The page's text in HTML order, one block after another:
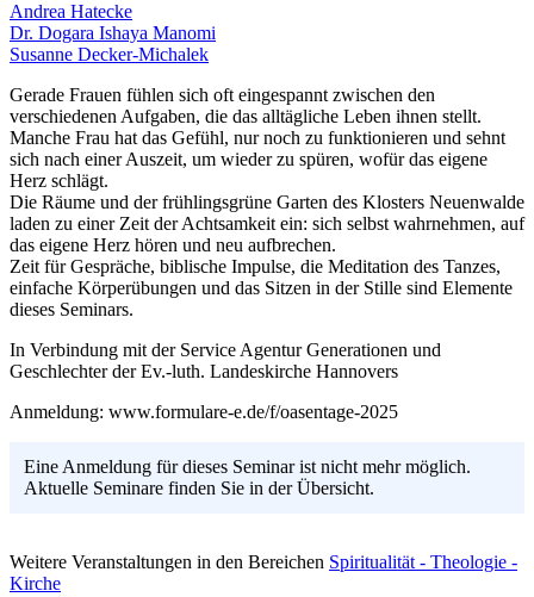
Andrea Hatecke
Dr. Dogara Ishaya Manomi
Susanne Decker-Michalek
Gerade Frauen fühlen sich oft eingespannt zwischen den
verschiedenen Aufgaben, die das alltägliche Leben ihnen stellt.
Manche Frau hat das Gefühl, nur noch zu funktionieren und sehnt
sich nach einer Auszeit, um wieder zu spüren, wofür das eigene
Herz schlägt.
Die Räume und der frühlingsgrüne Garten des Klosters Neuenwalde
laden zu einer Zeit der Achtsamkeit ein: sich selbst wahrnehmen, auf
das eigene Herz hören und neu aufbrechen.
Zeit für Gespräche, biblische Impulse, die Meditation des Tanzes,
einfache Körperübun­gen und das Sitzen in der Stille sind Elemente
dieses Seminars.
In Verbindung mit der Service Agentur Generationen und
Geschlechter der Ev.-luth. Landeskirche Hannovers
Anmeldung: www.formulare-e.de/f/oasentage-2025
Eine Anmeldung für dieses Seminar ist nicht mehr möglich.
Aktuelle Seminare finden Sie in der Übersicht.
Weitere Veranstaltungen in den Bereichen Spiritualität - Theologie -
Kirche